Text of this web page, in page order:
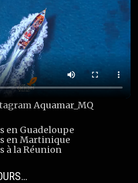
Aquamar_MQ
en Guadeloupe
en Martinique
à la Réunion